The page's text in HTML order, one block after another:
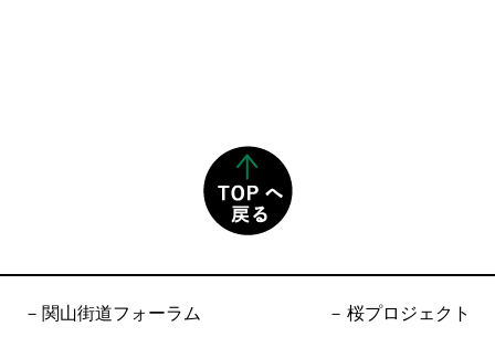
関山街道フォーラム 桜プロジェクト